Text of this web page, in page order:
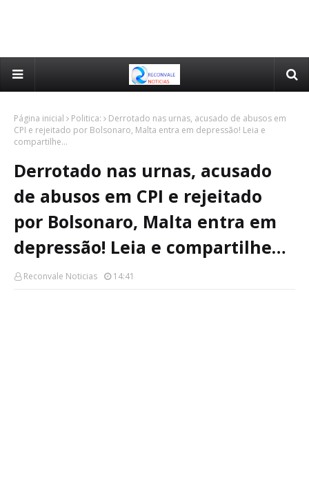
Página inicial Politica:
Derrotado nas urnas, acusado de abusos em
CPI e rejeitado por Bolsonaro, Malta entra em depressão! Leia e
compartilhe…
Derrotado nas urnas, acusado
de abusos em CPI e rejeitado
por Bolsonaro, Malta entra em
depressão! Leia e compartilhe…
Reconvale Noticias 14:41